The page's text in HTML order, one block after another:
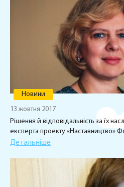
Новини
13 жовтня 2017
Рішення й відповідальність за їх
експерта проекту «Наставництво»
Детальніше